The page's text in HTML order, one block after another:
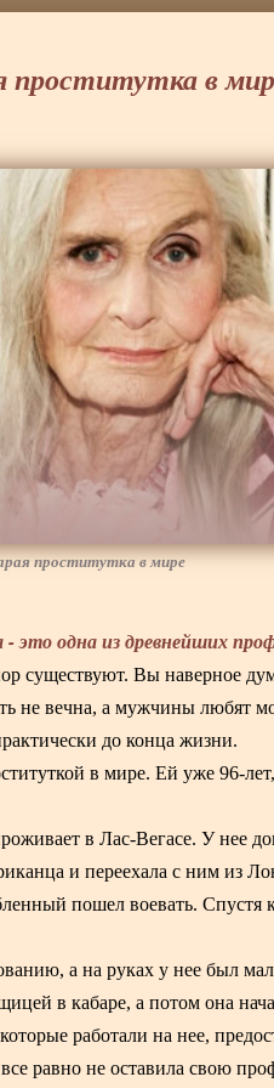
проститутка в
проститутка в мире
это одна из древнейших
существуют. Вы наверное
не вечна, а мужчины любят
до конца жизни.
в мире. Ей уже 96-
в Лас-Вегасе. У нее
и переехала с ним из
пошел воевать. Спустя
а на руках у нее был
в кабаре, а потом она
работали на нее,
равно не оставила свою